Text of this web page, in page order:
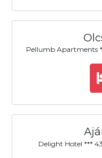
Pellumb Apartments
Delight Hotel ***